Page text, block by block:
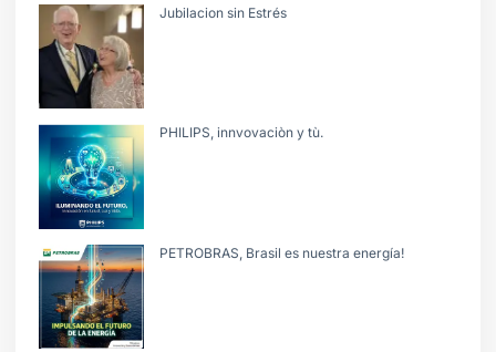
Jubilacion sin Estrés
PHILIPS, innvovaciòn y tù.
PETROBRAS, Brasil es nuestra energía!